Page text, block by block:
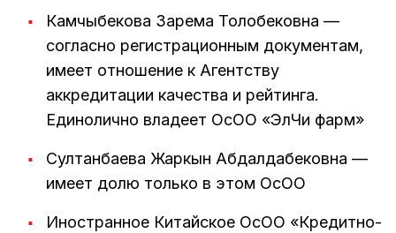
Камчыбекова Зарема Толобековна —
согласно регистрационным документам,
имеет отношение к Агентству
аккредитации качества и рейтинга.
Единолично владеет ОсОО «ЭлЧи фарм»
Султанбаева Жаркын Абдалдабековна —
имеет долю только в этом ОсОО
Иностранное Китайское ОсОО «Кредитно-